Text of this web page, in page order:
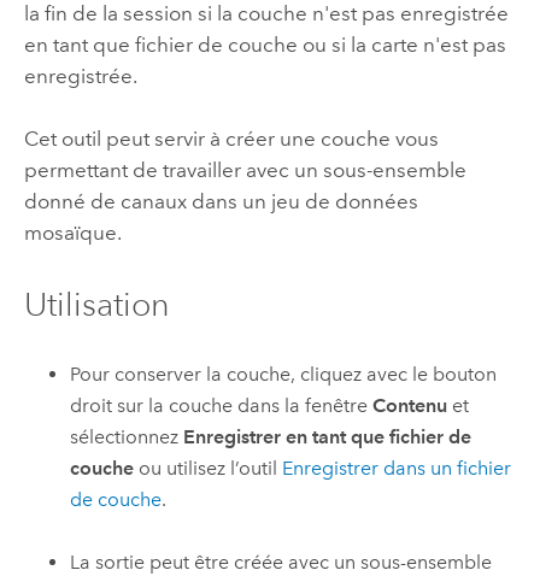
la fin de la session si la couche n'est pas enregistrée
en tant que fichier de couche ou si la carte n'est pas
enregistrée.
Cet outil peut servir à créer une couche vous
permettant de travailler avec un sous-ensemble
donné de canaux dans un jeu de données
mosaïque.
Utilisation
Pour conserver la couche, cliquez avec le bouton
droit sur la couche dans la fenêtreContenu et
sélectionnez Enregistrer en tant que fichier de
couche ou utilisez l’outil Enregistrer dans un fichier
de couche.
La sortie peut être créée avec un sous-ensemble